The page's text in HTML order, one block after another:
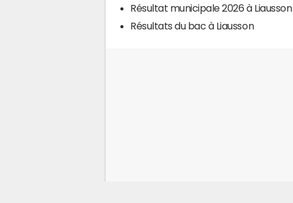
Résultat municipale 2026 à Liausson
Résultats du bac à Liausson